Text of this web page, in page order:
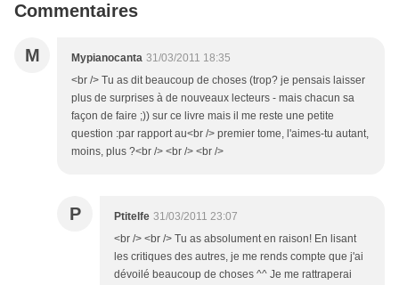
Commentaires
M Mypianocanta 31/03/2011 18:35
<br /> Tu as dit beaucoup de choses (trop? je pensais laisser
plus de surprises à de nouveaux lecteurs - mais chacun sa
façon de faire ;)) sur ce livre mais il me reste une petite
question :par rapport au<br /> premier tome, l'aimes-tu autant,
moins, plus ?<br /> <br /> <br />
P Ptitelfe 31/03/2011 23:07
<br /> <br /> Tu as absolument en raison! En lisant
les critiques des autres, je me rends compte que j'ai
dévoilé beaucoup de choses ^^ Je me rattraperai